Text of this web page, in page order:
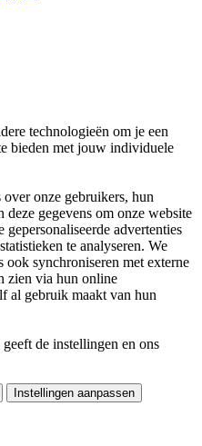
technologieën om je een
bieden met jouw individuele
onze gebruikers, hun
deze gegevens om onze website
advertenties
te analyseren. We
ook synchroniseren met externe
zien via hun online
al gebruik maakt van hun
de instellingen en ons
Instellingen aanpassen